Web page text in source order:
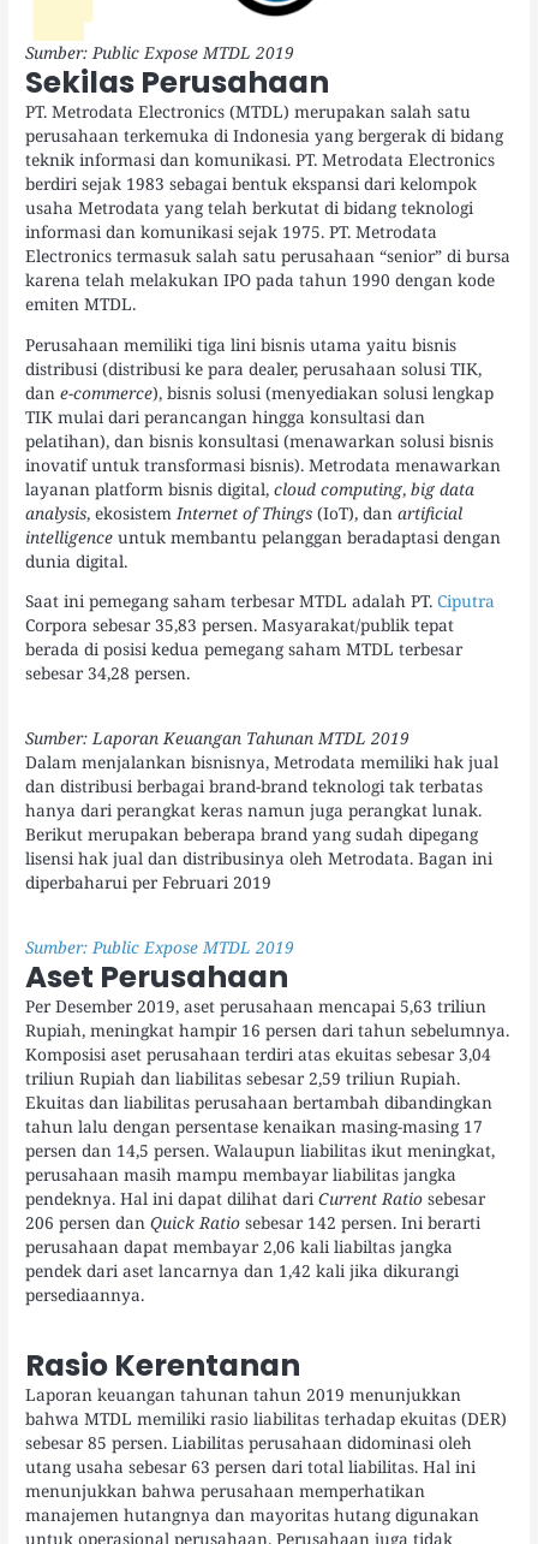
Sumber: Public Expose MTDL 2019
Sekilas Perusahaan
PT. Metrodata Electronics (MTDL) merupakan salah satu
perusahaan terkemuka di Indonesia yang bergerak di bidang
teknik informasi dan komunikasi. PT. Metrodata Electronics
berdiri sejak 1983 sebagai bentuk ekspansi dari kelompok
usaha Metrodata yang telah berkutat di bidang teknologi
informasi dan komunikasi sejak 1975. PT. Metrodata
Electronics termasuk salah satu perusahaan “senior” di bursa
karena telah melakukan IPO pada tahun 1990 dengan kode
emiten MTDL.
Perusahaan memiliki tiga lini bisnis utama yaitu bisnis
distribusi (distribusi ke para dealer, perusahaan solusi TIK,
dane-commerce), bisnis solusi (menyediakan solusi lengkap
TIK mulai dari perancangan hingga konsultasi dan
pelatihan), dan bisnis konsultasi (menawarkan solusi bisnis
inovatif untuk transformasi bisnis). Metrodata menawarkan
layanan platform bisnis digital,cloud computing,big data
analysis, ekosistemInternet of Things (IoT), danartificial
intelligence untuk membantu pelanggan beradaptasi dengan
dunia digital.
Saat ini pemegang saham terbesar MTDL adalah PT.Ciputra
Corpora sebesar 35,83 persen. Masyarakat/publik tepat
berada di posisi kedua pemegang saham MTDL terbesar
sebesar 34,28 persen.
Sumber: Laporan Keuangan Tahunan MTDL 2019
Dalam menjalankan bisnisnya, Metrodata memiliki hak jual
dan distribusi berbagai brand-brand teknologi tak terbatas
hanya dari perangkat keras namun juga perangkat lunak.
Berikut merupakan beberapa brand yang sudah dipegang
lisensi hak jual dan distribusinya oleh Metrodata. Bagan ini
diperbaharui per Februari 2019
Sumber: Public Expose MTDL 2019
Aset Perusahaan
Per Desember 2019, aset perusahaan mencapai 5,63 triliun
Rupiah, meningkat hampir 16 persen dari tahun sebelumnya.
Komposisi aset perusahaan terdiri atas ekuitas sebesar 3,04
triliun Rupiah dan liabilitas sebesar 2,59 triliun Rupiah.
Ekuitas dan liabilitas perusahaan bertambah dibandingkan
tahun lalu dengan persentase kenaikan masing-masing 17
persen dan 14,5 persen. Walaupun liabilitas ikut meningkat,
perusahaan masih mampu membayar liabilitas jangka
pendeknya. Hal ini dapat dilihat dariCurrent Ratiosebesar
206 persen danQuick Ratio sebesar 142 persen. Ini berarti
perusahaan dapat membayar 2,06 kali liabiltas jangka
pendek dari aset lancarnya dan 1,42 kali jika dikurangi
persediaannya.
Rasio Kerentanan
Laporan keuangan tahunan tahun 2019 menunjukkan
bahwa MTDL memiliki rasio liabilitas terhadap ekuitas (DER)
sebesar 85 persen. Liabilitas perusahaan didominasi oleh
utang usaha sebesar 63 persen dari total liabilitas. Hal ini
menunjukkan bahwa perusahaan memperhatikan
manajemen hutangnya dan mayoritas hutang digunakan
untuk operasional perusahaan. Perusahaan juga tidak